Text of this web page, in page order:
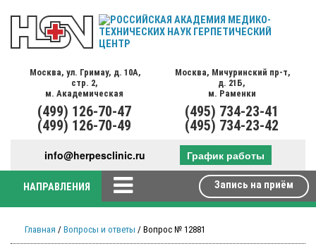
Москва, ул. Гримау, д. 10А,
стр. 2,
м. Академическая
(499) 126-70-47
(499) 126-70-49
Москва, Мичуринский пр-т,
д. 21Б,
м. Раменки
(495) 734-23-41
(495) 734-23-42
info@herpesclinic.ru График работы
НАПРАВЛЕНИЯ Запись на приём
Главная / Вопросы и ответы / Вопрос № 12881